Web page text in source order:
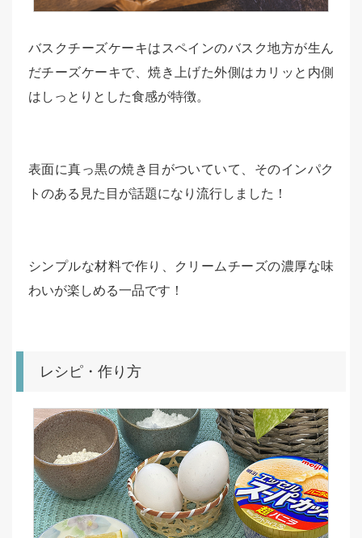
バスクチーズケーキはスペインのバスク地方が生ん
だチーズケーキで、焼き上げた外側はカリッと内側
はしっとりとした食感が特徴。
表面に真っ黒の焼き目がついていて、そのインパク
トのある見た目が話題になり流行しました！
シンプルな材料で作り、クリームチーズの濃厚な味
わいが楽しめる一品です！
レシピ・作り方